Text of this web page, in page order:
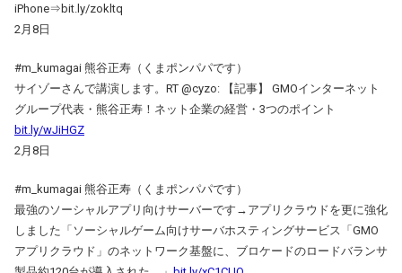
iPhone⇒bit.ly/zokltq
2月8日
#m_kumagai 熊谷正寿（くまポンパパです）
サイゾーさんで講演します。RT @cyzo: 【記事】 GMOインターネット
グループ代表・熊谷正寿！ネット企業の経営・3つのポイント
bit.ly/wJiHGZ
2月8日
#m_kumagai 熊谷正寿（くまポンパパです）
最強のソーシャルアプリ向けサーバーです→アプリクラウドを更に強化
しました「ソーシャルゲーム向けサーバホスティングサービス「GMO
アプリクラウド」のネットワーク基盤に、ブロケードのロードバランサ